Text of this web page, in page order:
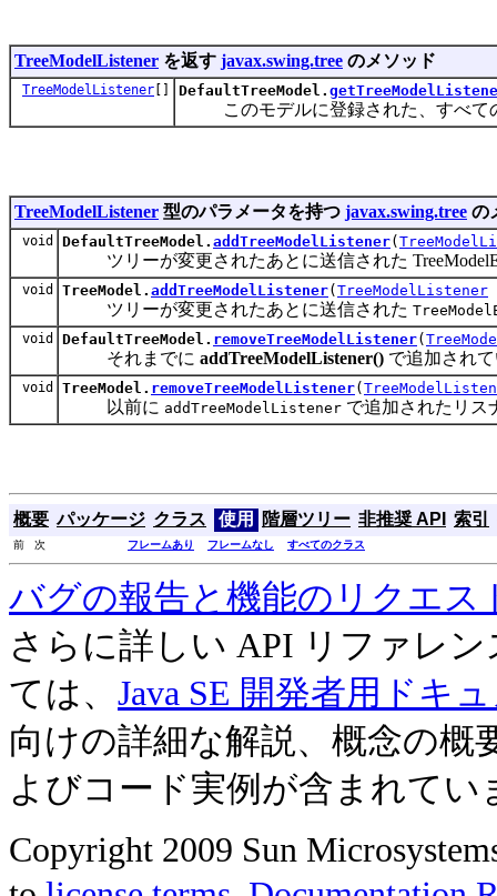
TreeModelListener を返す javax.swing.tree のメソッド
TreeModelListener [] DefaultTreeModel.
このモデルに登録された、すべての
TreeModelListener 型のパラメータを持つ javax.swing.tree の
void DefaultTreeModel. addTreeModelListener(
ツリーが変更されたあとに送信された
void TreeModel. addTreeModelListener( TreeModelListener
ツリーが変更されたあとに送信された
void DefaultTreeModel. removeTreeModelListener(
それまでに addTreeModelListener() で追加され
void TreeModel. removeTreeModelListener(
以前に addTreeModelListener で追加されたリス
概要 パッケージ クラス 使用 階層ツリー 非推奨 API 索引
前 次 フレームあり フレームなし すべてのクラス
バグの報告と機能のリクエス
さらに詳しい API リファレ
ては、 Java SE 開発者用ドキ
向けの詳細な解説、概念の概
よびコード実例が含まれてい
Copyright 2009 Sun